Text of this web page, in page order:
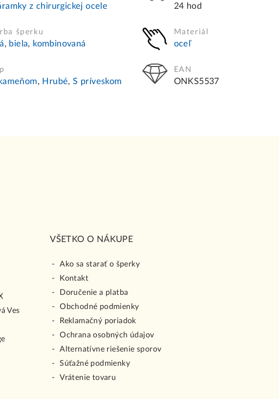
z chirurgickej ocele 24 hod
šperku
, biela, kombinovaná
Materiál
oceľ
, Hrubé,S príveskom
EAN
ONKS5537
Ves
VŠETKO O NÁKUPE
Ako sa starať o šperky
Kontakt
Doručenie a platba
Obchodné podmienky
Reklamačný poriadok
Ochrana osobných údajov
Alternatívne riešenie sporov
Súťažné podmienky
Vrátenie tovaru